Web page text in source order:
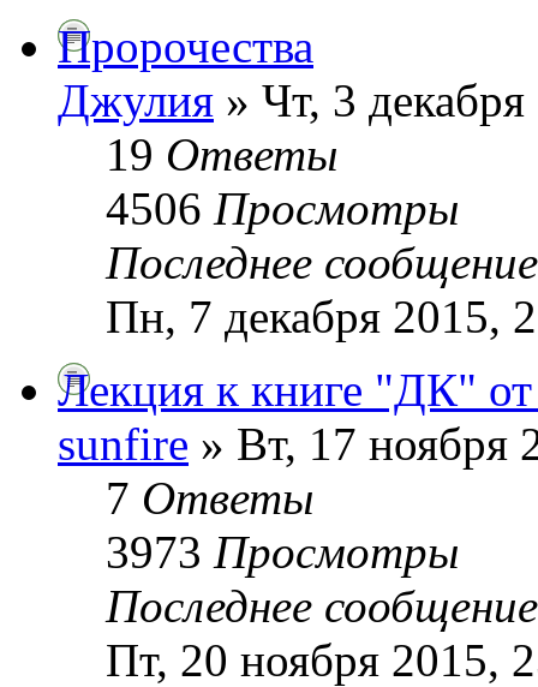
Пророчества
Джулия » Чт, 3
19 Ответы
4506 Просмотры
Последнее
Пн, 7 декабря 2015,
Лекция к книге "ДК"
sunfire » Вт, 17 ноября
7 Ответы
3973 Просмотры
Последнее
Пт, 20 ноября 2015,